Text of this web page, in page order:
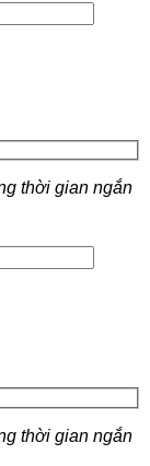
thời gian ngắn
thời gian ngắn